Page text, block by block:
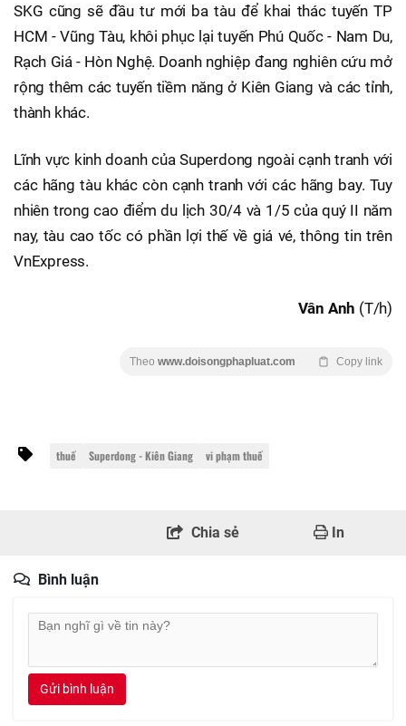
SKG cũng sẽ đầu tư mới ba tàu để khai thác tuyến TP
HCM - Vũng Tàu, khôi phục lại tuyến Phú Quốc - Nam Du,
Rạch Giá - Hòn Nghệ. Doanh nghiệp đang nghiên cứu mở
rộng thêm các tuyến tiềm năng ở Kiên Giang và các tỉnh,
thành khác.
Lĩnh vực kinh doanh của Superdong ngoài cạnh tranh với
các hãng tàu khác còn cạnh tranh với các hãng bay. Tuy
nhiên trong cao điểm du lịch 30/4 và 1/5 của quý II năm
nay, tàu cao tốc có phần lợi thế về giá vé, thông tin trên
VnExpress.
Vân Anh (T/h)
Theo www.doisongphapluat.com Copy link
thuế Superdong - Kiên Giang vi phạm thuế
Chia sẻ In
Bình luận
Gửi bình luận